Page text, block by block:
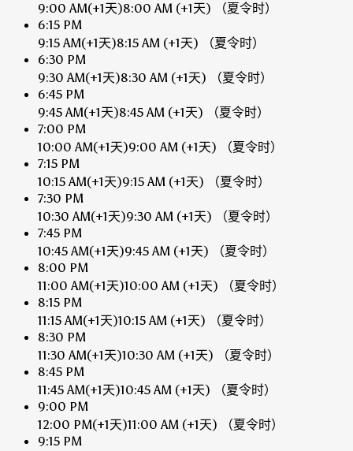
9:00 AM(+1天)8:00 AM (+1天)
（夏令时）
6:15 PM
9:15 AM(+1天)8:15 AM (+1天)
（夏令时）
6:30 PM
9:30 AM(+1天)8:30 AM (+1天)
（夏令时）
6:45 PM
9:45 AM(+1天)8:45 AM (+1天)
（夏令时）
7:00 PM
10:00 AM(+1天)9:00 AM (+1天)
（夏令时）
7:15 PM
10:15 AM(+1天)9:15 AM (+1天)
（夏令时）
7:30 PM
10:30 AM(+1天)9:30 AM (+1天)
（夏令时）
7:45 PM
10:45 AM(+1天)9:45 AM (+1天)
（夏令时）
8:00 PM
11:00 AM(+1天)10:00 AM (+1天)
（夏令时）
8:15 PM
11:15 AM(+1天)10:15 AM (+1天)
（夏令时）
8:30 PM
11:30 AM(+1天)10:30 AM (+1天)
（夏令时）
8:45 PM
11:45 AM(+1天)10:45 AM (+1天)
（夏令时）
9:00 PM
12:00 PM(+1天)11:00 AM (+1天)
（夏令时）
9:15 PM